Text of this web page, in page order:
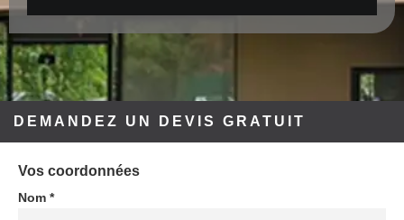
DEMANDEZ UN DEVIS GRATUIT
Vos coordonnées
Nom *